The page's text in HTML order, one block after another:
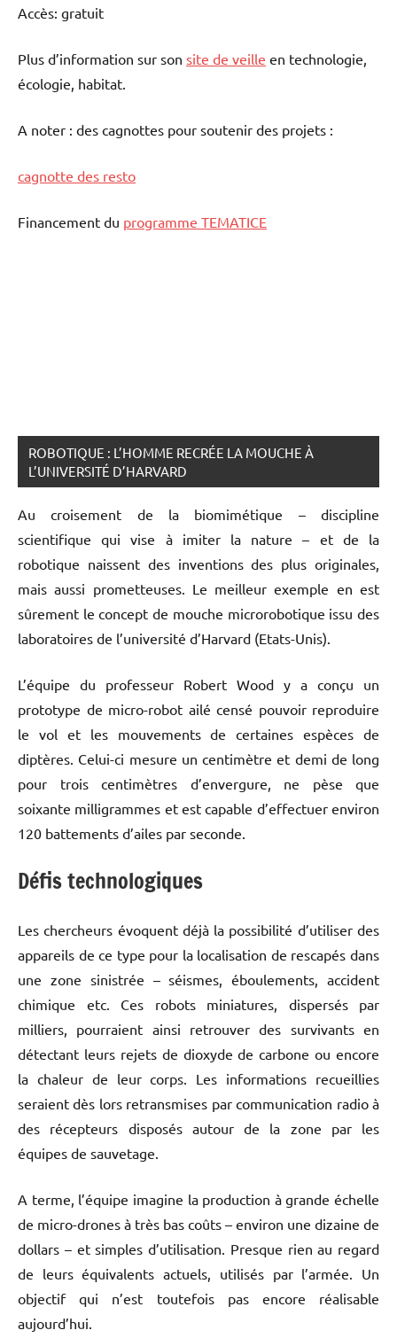
Accès: gratuit
Plus d’information sur son site de veille en technologie,
écologie, habitat.
A noter : des cagnottes pour soutenir des projets :
cagnotte des resto
Financement du programme TEMATICE
ROBOTIQUE : L’HOMME RECRÉE LA MOUCHE À
L’UNIVERSITÉ D’HARVARD
Au croisement de la biomimétique – discipline
scientifique qui vise à imiter la nature – et de la
robotique naissent des inventions des plus originales,
mais aussi prometteuses. Le meilleur exemple en est
sûrement le concept de mouche microrobotique issu des
laboratoires de l’université d’Harvard (Etats-Unis).
L’équipe du professeur Robert Wood y a conçu un
prototype de micro-robot ailé censé pouvoir reproduire
le vol et les mouvements de certaines espèces de
diptères. Celui-ci mesure un centimètre et demi de long
pour trois centimètres d’envergure, ne pèse que
soixante milligrammes et est capable d’effectuer environ
120 battements d’ailes par seconde.
Défis technologiques
Les chercheurs évoquent déjà la possibilité d’utiliser des
appareils de ce type pour la localisation de rescapés dans
une zone sinistrée – séismes, éboulements, accident
chimique etc. Ces robots miniatures, dispersés par
milliers, pourraient ainsi retrouver des survivants en
détectant leurs rejets de dioxyde de carbone ou encore
la chaleur de leur corps. Les informations recueillies
seraient dès lors retransmises par communication radio à
des récepteurs disposés autour de la zone par les
équipes de sauvetage.
A terme, l’équipe imagine la production à grande échelle
de micro-drones à très bas coûts – environ une dizaine de
dollars – et simples d’utilisation. Presque rien au regard
de leurs équivalents actuels, utilisés par l’armée. Un
objectif qui n’est toutefois pas encore réalisable
aujourd’hui.